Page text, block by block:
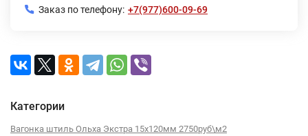
Заказ по телефону: +7(977)600-09-69
Категории
Вагонка штиль Ольха Экстра 15х120мм 2750руб\м2